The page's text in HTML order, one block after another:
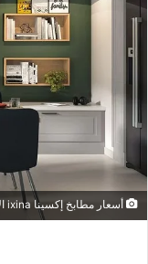
أسعار مطابخ إكسينا ixina الألمانية